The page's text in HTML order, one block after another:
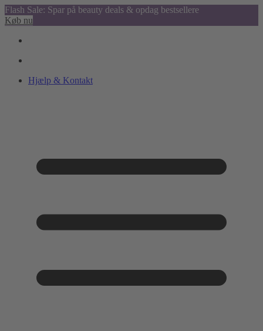
Flash Sale: Spar på beauty deals & opdag bestsellere
Køb nu
Hjælp & Kontakt